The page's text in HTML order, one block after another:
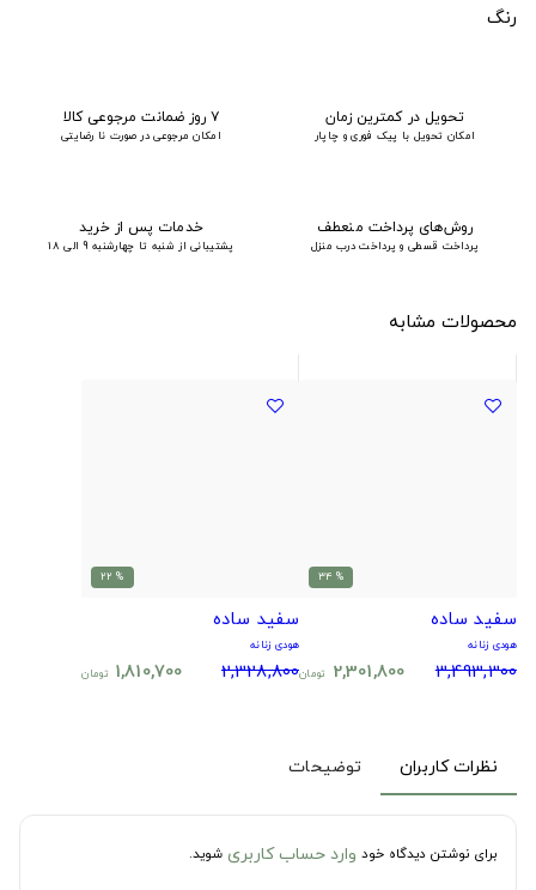
رنگ
تحویل در کمترین زمان
امکان تحویل با پیک فوری و چاپار
۷ روز ضمانت مرجوعی کالا
امکان مرجوعی در صورت نا رضایتی
روش‌های پرداخت منعطف
پرداخت قسطی و پرداخت درب منزل
خدمات پس از خرید
پشتیبانی از شنبه تا چهارشنبه 9 الی 18
محصولات مشابه
% 34
سفید ساده
هودی زنانه
3,493,300
2,301,800 تومان
% 22
سفید ساده
هودی زنانه
2,328,800
1,810,700 تومان
نظرات کاربران توضیحات
برای نوشتن دیدگاه خود وارد حساب کاربری شوید.